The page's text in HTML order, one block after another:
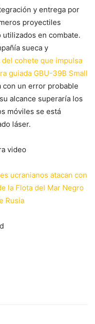
y entrega por
proyectiles
utilizados en combate.
sueca y
del cohete que impulsa
guiada GBU-39B Small
con un error probable
alcance superaría los
móviles se está
láser.
video
ucranianos atacan con
la Flota del Mar Negro
Rusia